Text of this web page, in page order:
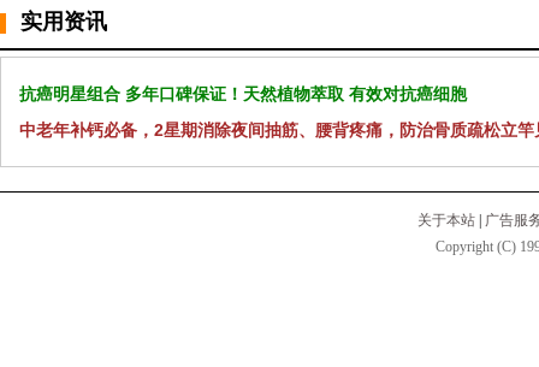
实用资讯
抗癌明星组合 多年口碑保证！天然植物萃取 有效对抗癌细胞
中老年补钙必备，2星期消除夜间抽筋、腰背疼痛，防治骨质疏松立竿
关于本站
广告服
Copyright (C)